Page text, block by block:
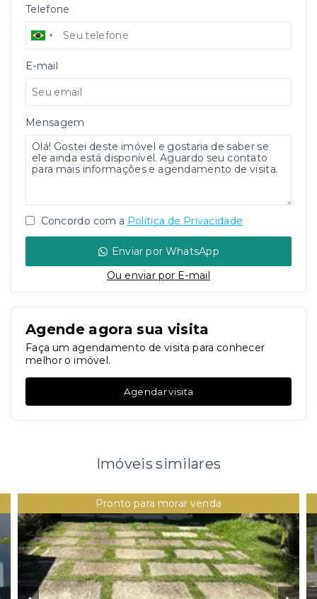
Telefone
E-mail
Mensagem
Concordo com a Política de Privacidade
Enviar por WhatsApp
Ou enviar por E-mail
Agende agora sua visita
Faça um agendamento de visita para conhecer
melhor o imóvel.
Agendar visita
Imóveis similares
Pronto para morar venda